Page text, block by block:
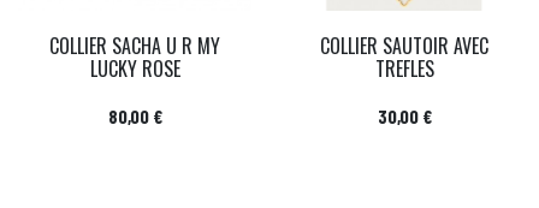
COLLIER SACHA U R MY
LUCKY ROSE
Prix
80,00 €
COLLIER SAUTOIR AVEC
TREFLES
Prix
30,00 €